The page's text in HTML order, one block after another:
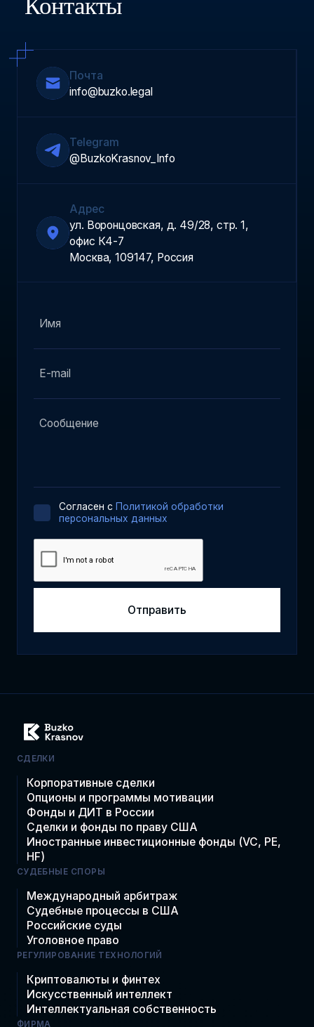
Почта
info@buzko.legal
Telegram
@BuzkoKrasnov_Info
Адрес
ул. Воронцовская, д. 49/28, стр. 1,
офис К4-7
Москва, 109147, Россия
Cогласен с Политикой обработки
персональных данных
СДЕЛКИ
Корпоративные сделки
Опционы и программы мотивации
Фонды и ДИТ в России
Сделки и фонды по праву США
Иностранные инвестиционные фонды (VC, PE,
HF)
СУДЕБНЫЕ СПОРЫ
Международный арбитраж
Судебные процессы в США
Российские суды
Уголовное право
РЕГУЛИРОВАНИЕ ТЕХНОЛОГИЙ
Криптовалюты и финтех
Искусственный интеллект
Интеллектуальная собственность
ФИРМА